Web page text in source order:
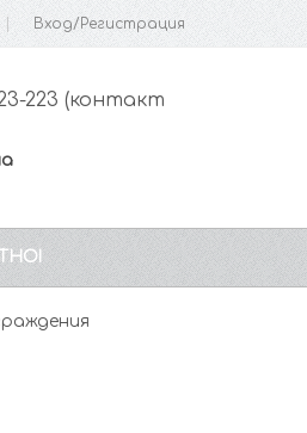
Вход/Регистрация
223 (контакт